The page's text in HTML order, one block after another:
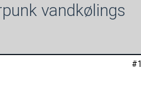
vandkølings
#1